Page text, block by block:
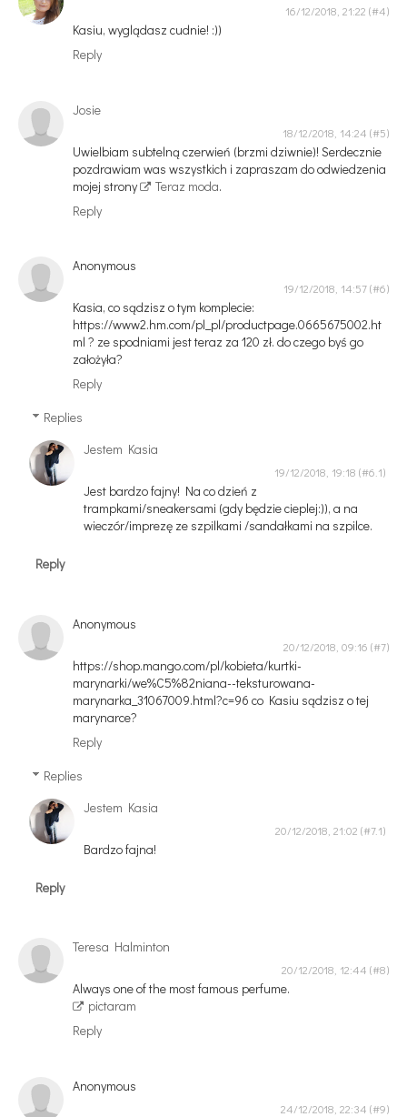
16/12/2018, 21:22
Kasiu, wyglądasz cudnie! :))
Reply
Josie
18/12/2018, 14:24
Uwielbiam subtelną czerwień (brzmi dziwnie)! Serdecznie
pozdrawiam was wszystkich i zapraszam do odwiedzenia
mojej strony
Teraz moda.
Reply
Anonymous
19/12/2018, 14:57
Kasia, co sądzisz o tym komplecie:
https://www2.hm.com/pl_pl/productpage.0665675002.ht
ml ? ze spodniami jest teraz za 120 zł. do czego byś go
założyła?
Reply
Replies
Jestem Kasia
19/12/2018, 19:18
Jest bardzo fajny! Na co dzień z
trampkami/sneakersami (gdy będzie cieplej:)), a na
wieczór/imprezę ze szpilkami /sandałkami na szpilce.
Reply
Anonymous
20/12/2018, 09:16
https://shop.mango.com/pl/kobieta/kurtki-
marynarki/we%C5%82niana--teksturowana-
marynarka_31067009.html?c=96 co Kasiu sądzisz o tej
marynarce?
Reply
Replies
Jestem Kasia
20/12/2018, 21:02
Bardzo fajna!
Reply
Teresa Halminton
20/12/2018, 12:44
Always one of the most famous perfume.
pictaram
Reply
Anonymous
24/12/2018, 22:34